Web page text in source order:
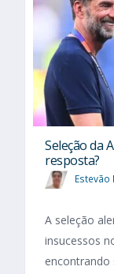
Seleção da
resposta?
Estevão
A seleção
insucessos
encontrando